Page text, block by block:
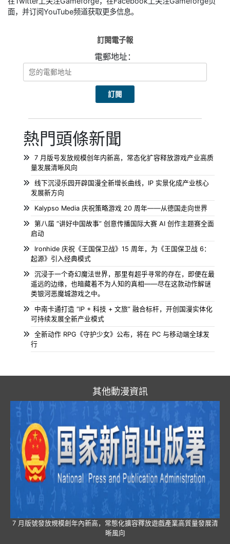
面，并订阅YouTube频道获取更多信息。
訂閱電子報
電郵地址：
熱門頭條新聞
7 月版号发放规模创年内新高，常态化扩容释放游戏产业高质
量发展清晰风向
线下沉浸乐园开辟国漫全新增长曲线，IP 实景化成产业核心
发展新方向
Kalypso Media 庆祝策略游戏 20 周年——从德国走向世界
第八届 “讲好中国故事” 创意传播国际大赛 AI 创作主题赛全面
启动
Ironhide 庆祝《王国保卫战》15 周年，为《王国保卫战 6：
起源》引入经典模式
沉浸于一个奇幻魔法世界，那里有超乎寻常的存在，即便在最
遥远的边缘，也暗藏着不为人知的真相——尽在这款动作解谜
类银河恶魔城游戏之中。
中南卡通打造 “IP + 科技 + 文旅” 融合标杆，开创国漫实体化
可持续发展全新产业模式
全新动作 RPG《守护少女》公布，将在 PC 与移动端全球发
行
其他動漫資訊
7 月版號發放規模創年內新高，常態化擴容釋放遊戲產業高質量發展清
晰風向